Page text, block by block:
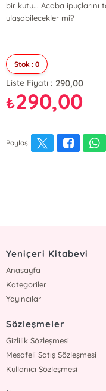
bir kutu... Acaba
ulaşabilecekler mi?
Stok : 0
Liste Fiyatı : 290,00
₺290,00
Paylaş
Yeniçeri Kitabevi
Anasayfa
Kategoriler
Yayıncılar
Sözleşmeler
Gizlilik Sözleşmesi
Mesafeli Satış Sözleşmesi
Kullanıcı Sözleşmesi